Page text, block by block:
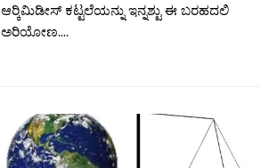
ಆರ‍್ಕಿಮಿಡೀಸ್‍ ಕಟ್ಟಲೆಯನ್ನು ಇನ್ನಶ್ಟು ಈ ಬರಹದಲಿ
ಅರಿಯೋಣ....